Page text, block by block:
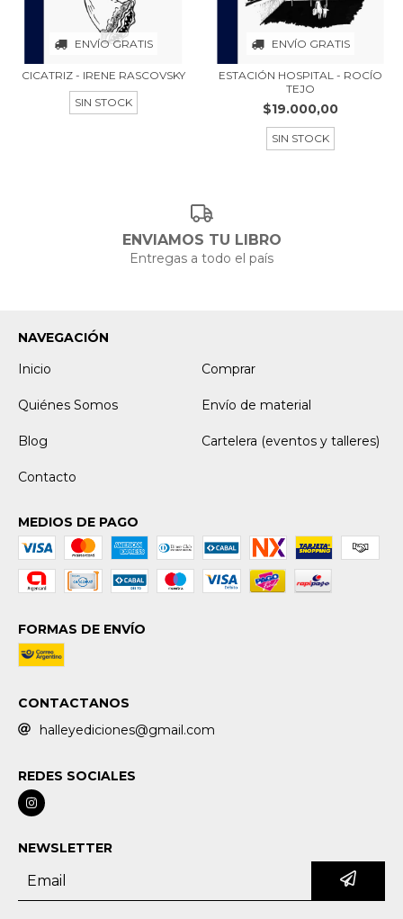
ENVÍO GRATIS
CICATRIZ - IRENE RASCOVSKY
SIN STOCK
ENVÍO GRATIS
ESTACIÓN HOSPITAL - ROCÍO
TEJO
$19.000,00
SIN STOCK
ENVIAMOS TU LIBRO
Entregas a todo el país
NAVEGACIÓN
Inicio
Comprar
Quiénes Somos Envío de material
Blog Cartelera (eventos y talleres)
Contacto
MEDIOS DE PAGO
FORMAS DE ENVÍO
CONTACTANOS
halleyediciones@gmail.com
REDES SOCIALES
NEWSLETTER